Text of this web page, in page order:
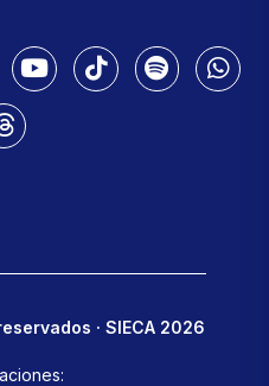
· SIECA 2026